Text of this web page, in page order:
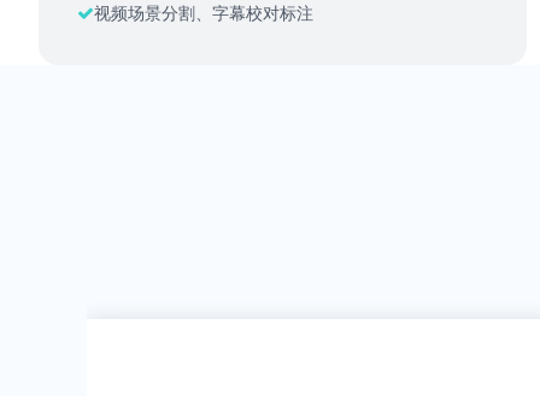
视频场景分割、字幕校对标注